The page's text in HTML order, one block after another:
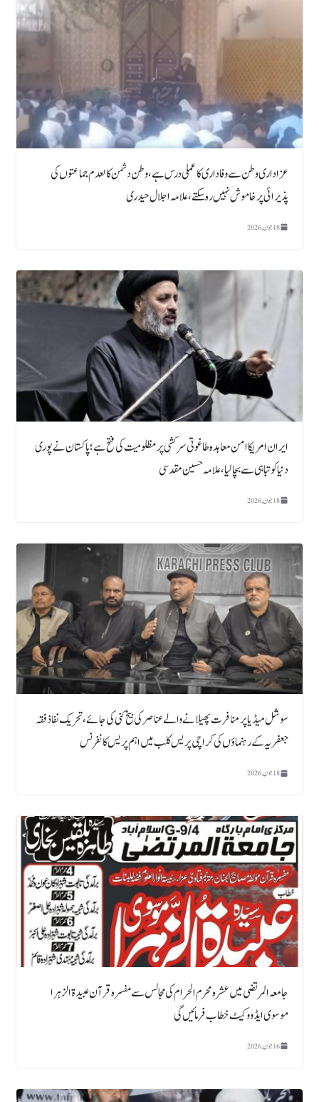
عزاداری وطن سے وفاداری کا عملی درس ہے ، وطن دشمن کالعدم جماعتوں کی
پذیرائی پر خاموش نہیں رہ سکتے ، علامہ اجلال حیدری
18 جون, 2026
ایران امریکا امن معاہدہ طاغوتی سرکشی پر مظلومیت کی فتح ہے؛پاکستان نے پوری
دنیا کو تباہی سے بچالیا، علامہ حسین مقدسی
18 جون, 2026
سوشل میڈیا پر منافرت پھیلانے والے عناصر کی بیخ کنی کی جائے، تحریک نفاذ فقہ
جعفریہ کے رہنماؤں کی کراچی پریس کلب میں اہم پریس کانفرنس
18 جون, 2026
جامعہ المرتضی میں عشرہ محرم الحرام کی مجالس سے مفسرہ قرآن عبیدۃ الزہرا
موسوی ایڈووکیٹ خطاب فرمائیں گی
16 جون, 2026